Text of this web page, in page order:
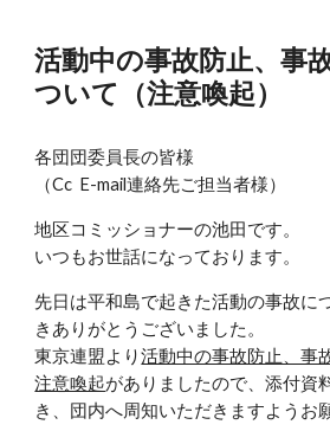
活動中の事故防止、事
ついて（注意喚起）
各団団委員長の皆様
（Cc E-mail連絡先ご担当者様）
地区コミッショナーの池田です。
いつもお世話になっております。
先日は平和島で起きた活動の事故に
きありがとうございました。
東京連盟より活動中の事故防止、事
注意喚起がありましたので、添付資
き、団内へ周知いただきますようお